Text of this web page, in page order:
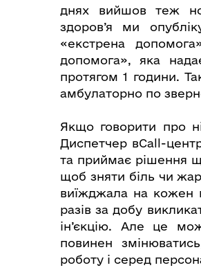
днях вийшов теж
здоров’я ми
«екстрена
допомога», яка
протягом 1 години.
амбулаторно по
Якщо говорити про
Диспетчер вCall-
та приймає рішення
щоб зняти біль чи
виїжджала на кожен
разів за добу
ін’єкцію. Але це
повинен
роботу і серед